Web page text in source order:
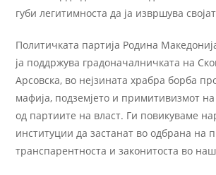
губи легитимноста да ја извршува
Политичката партија Родина
ја поддржува градоначалничката на
Арсовска, во нејзината храбра борба
мафија, подземјето и примитивизмот
од партиите на власт. Ги повикуваме
институции да застанат во одбрана на
транспарентноста и законитоста во